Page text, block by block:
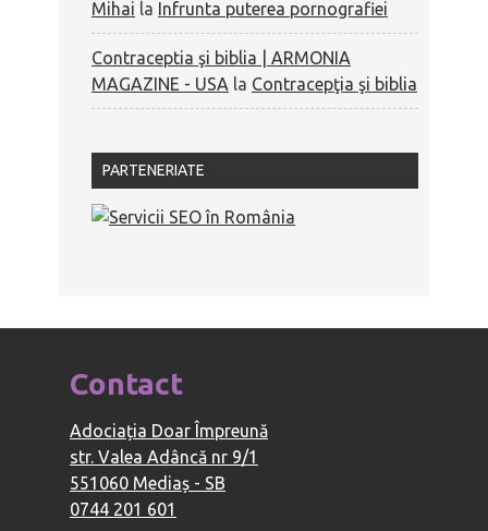
Mihai la Infrunta puterea pornografiei
Contraceptia şi biblia | ARMONIA
MAGAZINE - USA la Contracepţia şi biblia
PARTENERIATE
Contact
Adociația Doar Împreună
str. Valea Adâncă nr 9/1
551060 Mediaș - SB
0744 201 601